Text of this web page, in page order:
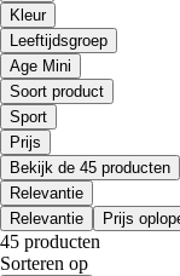
Kleur
Leeftijdsgroep
Age Mini
Soort product
Sport
Prijs
Bekijk de 45 producten
Relevantie
Relevantie
Prijs
45 producten
Sorteren op